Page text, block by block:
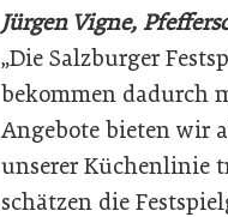
Jürgen Vigne,
„Die Salzburger
bekommen dadurch
Angebote bieten wir
unserer Küchenlinie
schätzen die